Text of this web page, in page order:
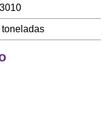
toneladas